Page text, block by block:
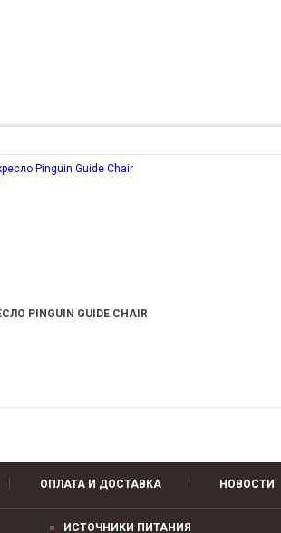
PINGUIN GUIDE CHAIR
ОПЛАТА И ДОСТАВКА НОВОСТИ
ИСТОЧНИКИ ПИТАНИЯ